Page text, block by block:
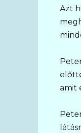
Azt
amit